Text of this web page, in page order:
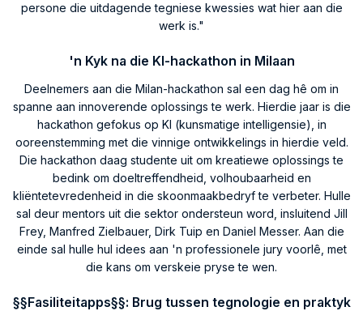
persone die uitdagende tegniese kwessies wat hier aan die
werk is."
'n Kyk na die KI-hackathon in Milaan
Deelnemers aan die Milan-hackathon sal een dag hê om in
spanne aan innoverende oplossings te werk. Hierdie jaar is die
hackathon gefokus op KI (kunsmatige intelligensie), in
ooreenstemming met die vinnige ontwikkelings in hierdie veld.
Die hackathon daag studente uit om kreatiewe oplossings te
bedink om doeltreffendheid, volhoubaarheid en
kliëntetevredenheid in die skoonmaakbedryf te verbeter. Hulle
sal deur mentors uit die sektor ondersteun word, insluitend Jill
Frey, Manfred Zielbauer, Dirk Tuip en Daniel Messer. Aan die
einde sal hulle hul idees aan 'n professionele jury voorlê, met
die kans om verskeie pryse te wen.
§§Fasiliteitapps§§: Brug tussen tegnologie en praktyk